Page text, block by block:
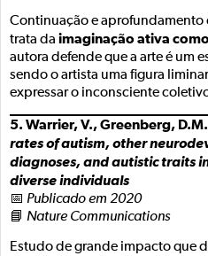
Continuação e aprofundamento
trata da imaginação ativa
autora defende que a arte é um
sendo o artista uma figura
expressar o inconsciente
5. Warrier, V., Greenberg,
rates of autism, other
diagnoses, and autistic traits
diverse individuals
📅 Publicado em 2020
📘 Nature Communications
Estudo de grande impacto que